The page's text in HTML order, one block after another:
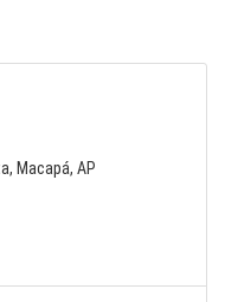
Macapá, AP